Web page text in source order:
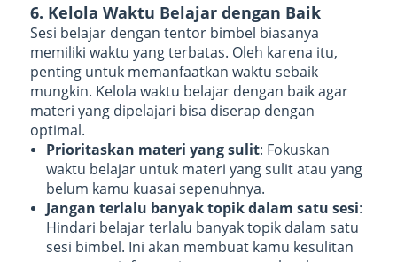
6. Kelola Waktu Belajar dengan Baik
Sesi belajar dengan tentor bimbel biasanya
memiliki waktu yang terbatas. Oleh karena itu,
penting untuk memanfaatkan waktu sebaik
mungkin. Kelola waktu belajar dengan baik agar
materi yang dipelajari bisa diserap dengan
optimal.
Prioritaskan materi yang sulit: Fokuskan
waktu belajar untuk materi yang sulit atau yang
belum kamu kuasai sepenuhnya.
Jangan terlalu banyak topik dalam satu sesi:
Hindari belajar terlalu banyak topik dalam satu
sesi bimbel. Ini akan membuat kamu kesulitan